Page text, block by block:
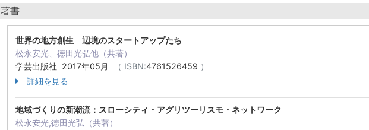
著書
世界の地方創生 辺境のスタートアップたち
松永安光、徳田光弘他（共著）
学芸出版社 2017年05月
（ ISBN:4761526459 ）
詳細を見る
地域づくりの新潮流：スローシティ・アグリツーリスモ・ネットワーク
松永安光,徳田光弘（共著）